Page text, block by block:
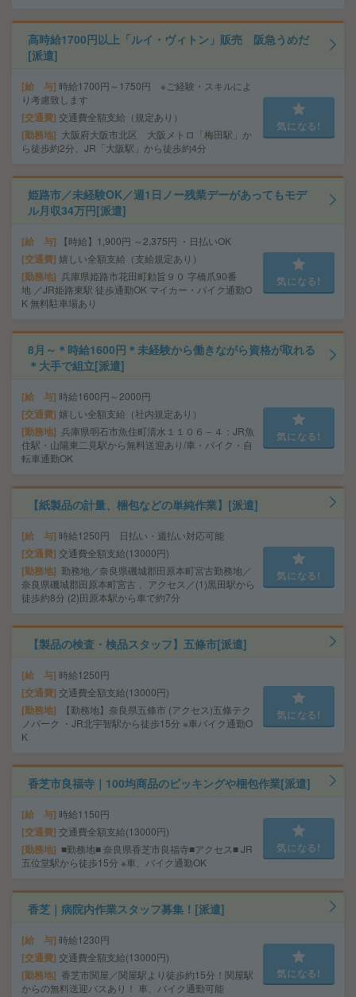
高時給1700円以上「ルイ・ヴィトン」販売 阪急うめだ
[派遣]
給 与 時給1700円～1750円 ※ご経験・スキルによ
り考慮致します
交通費 交通費全額支給（規定あり）
勤務地
大阪府大阪市北区 大阪メトロ「梅田駅」か
ら徒歩約2分、JR「大阪駅」から徒歩約4分
気になる!
姫路市／未経験OK／週1日ノー残業デーがあってもモデ
ル月収34万円[派遣]
給 与 【時給】1,900円 ～2,375円 ・日払いOK
交通費 嬉しい全額支給（支給規定あり）
勤務地 兵庫県姫路市花田町勅旨９０ 字橋爪90番
地 ／JR姫路東駅 徒歩通勤OK マイカー・バイク通勤O
K 無料駐車場あり
気になる!
8月～＊時給1600円＊未経験から働きながら資格が取れる
＊大手で組立[派遣]
給 与 時給1600円～2000円
交通費 嬉しい全額支給（社内規定あり）
勤務地 兵庫県明石市魚住町清水１１０６－４：JR魚
住駅・山陽東二見駅から無料送迎あり/車・バイク・自
転車通勤OK
気になる!
【紙製品の計量、梱包などの単純作業】[派遣]
給 与 時給1250円 日払い・週払い対応可能
交通費 交通費全額支給(13000円)
勤務地 勤務地／奈良県磯城郡田原本町宮古勤務地／
奈良県磯城郡田原本町宮古 、アクセス／(1)黒田駅から
徒歩約8分 (2)田原本駅から車で約7分
気になる!
【製品の検査・検品スタッフ】五條市[派遣]
給 与 時給1250円
交通費 交通費全額支給(13000円)
勤務地
【勤務地】奈良県五條市 (アクセス)五條テク
ノパーク ・JR北宇智駅から徒歩15分 ※車バイク通勤O
K
気になる!
香芝市良福寺｜100均商品のピッキングや梱包作業[派遣]
給 与 時給1150円
交通費 交通費全額支給(13000円)
勤務地
■勤務地■ 奈良県香芝市良福寺■アクセス■ JR
五位堂駅から徒歩15分 ※車、バイク通勤OK
気になる!
香芝｜病院内作業スタッフ募集！[派遣]
給 与 時給1230円
交通費 交通費全額支給(13000円)
勤務地 香芝市関屋／関屋駅より徒歩約15分！関屋駅
からの無料送迎バスあり！ 車、バイク通勤可能
気になる!